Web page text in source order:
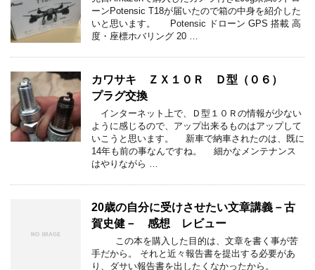
ーンPotensic T18が届いたので箱の中身を紹介した
いと思います。 Potensic ドローン GPS 搭載 高
度・座標ホバリング 20 …
カワサキ ＺＸ１０Ｒ Ｄ型（０６）
プラグ交換
インターネット上で、Ｄ型１０Ｒの情報が少ない
ように感じるので、アップ出来るものはアップして
いこうと思います。 新車で納車されたのは、既に
14年も前の事なんですね。 細かなメンテナンス
はやりながら …
20歳の自分に受けさせたい文章講義－古
賀史健－ 感想 レビュー
この本を購入した目的は、文章を書く事が苦
手だから。 それと近々報告書を提出する必要があ
り、ダサい報告書を出したくなかったから。